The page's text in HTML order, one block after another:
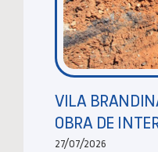
VILA
OBRA DE
27/07/2026